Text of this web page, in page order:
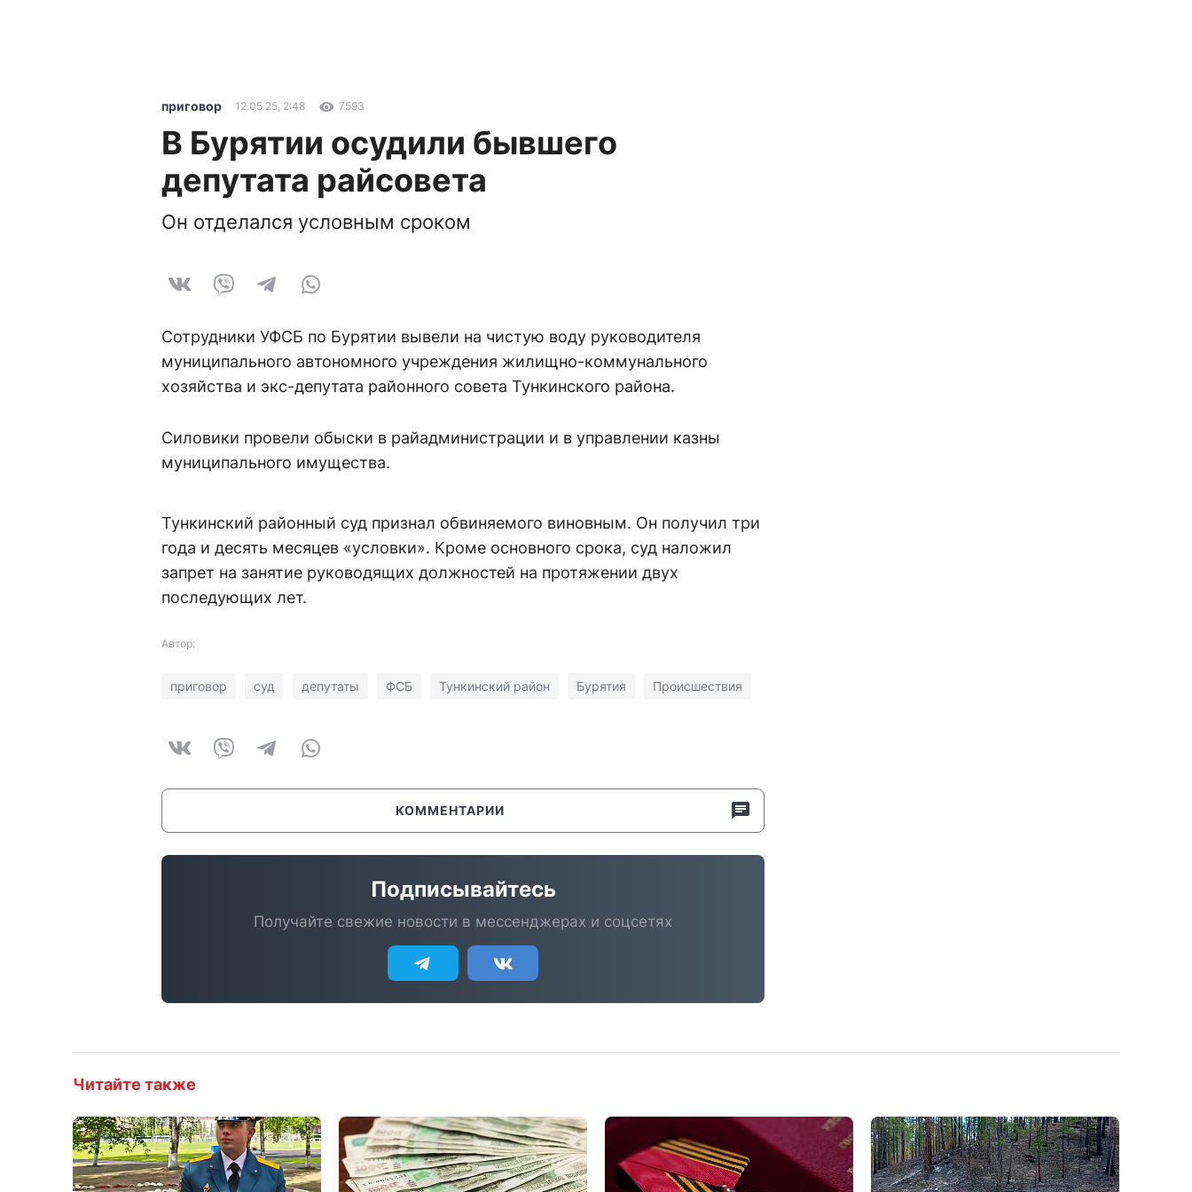
приговор 12.05.25, 2:48 7593
В Бурятии осудили бывшего
депутата райсовета
Он отделался условным сроком
Сотрудники УФСБ по Бурятии вывели на чистую воду руководителя
муниципального автономного учреждения жилищно-коммунального
хозяйства и экс-депутата районного совета Тункинского района.
Силовики провели обыски в райадминистрации и в управлении казны
муниципального имущества.
Тункинский районный суд признал обвиняемого виновным. Он получил три
года и десять месяцев «условки». Кроме основного срока, суд наложил
запрет на занятие руководящих должностей на протяжении двух
последующих лет.
Автор:
приговор суд депутаты ФСБ Тункинский район Бурятия Происшествия
КОММЕНТАРИИ
Подписывайтесь
Получайте свежие новости в мессенджерах и соцсетях
Читайте также